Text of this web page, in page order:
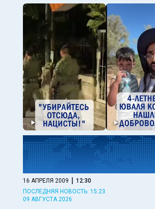
16 АПРЕЛЯ 2009 | 12:30
ПОСЛЕДНЯЯ НОВОСТЬ: 15:23
09 АВГУСТА 2026